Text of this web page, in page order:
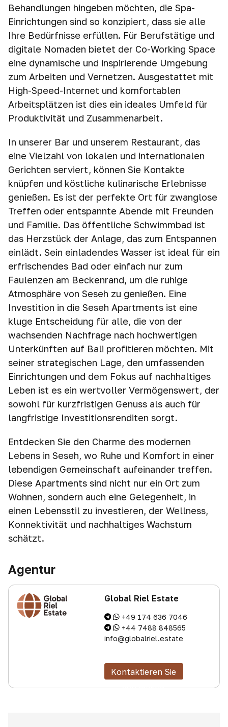
Behandlungen hingeben möchten, die Spa-
Einrichtungen sind so konzipiert, dass sie alle
Ihre Bedürfnisse erfüllen. Für Berufstätige und
digitale Nomaden bietet der Co-Working Space
eine dynamische und inspirierende Umgebung
zum Arbeiten und Vernetzen. Ausgestattet mit
High-Speed-Internet und komfortablen
Arbeitsplätzen ist dies ein ideales Umfeld für
Produktivität und Zusammenarbeit.
In unserer Bar und unserem Restaurant, das
eine Vielzahl von lokalen und internationalen
Gerichten serviert, können Sie Kontakte
knüpfen und köstliche kulinarische Erlebnisse
genießen. Es ist der perfekte Ort für zwanglose
Treffen oder entspannte Abende mit Freunden
und Familie. Das öffentliche Schwimmbad ist
das Herzstück der Anlage, das zum Entspannen
einlädt. Sein einladendes Wasser ist ideal für ein
erfrischendes Bad oder einfach nur zum
Faulenzen am Beckenrand, um die ruhige
Atmosphäre von Seseh zu genießen. Eine
Investition in die Seseh Apartments ist eine
kluge Entscheidung für alle, die von der
wachsenden Nachfrage nach hochwertigen
Unterkünften auf Bali profitieren möchten. Mit
seiner strategischen Lage, den umfassenden
Einrichtungen und dem Fokus auf nachhaltiges
Leben ist es ein wertvoller Vermögenswert, der
sowohl für kurzfristigen Genuss als auch für
langfristige Investitionsrenditen sorgt.
Entdecken Sie den Charme des modernen
Lebens in Seseh, wo Ruhe und Komfort in einer
lebendigen Gemeinschaft aufeinander treffen.
Diese Apartments sind nicht nur ein Ort zum
Wohnen, sondern auch eine Gelegenheit, in
einen Lebensstil zu investieren, der Wellness,
Konnektivität und nachhaltiges Wachstum
schätzt.
Agentur
Global Riel Estate
+49 174 636 7046
+44 7488 848565
info@globalriel.estate
Kontaktieren Sie
den Makler